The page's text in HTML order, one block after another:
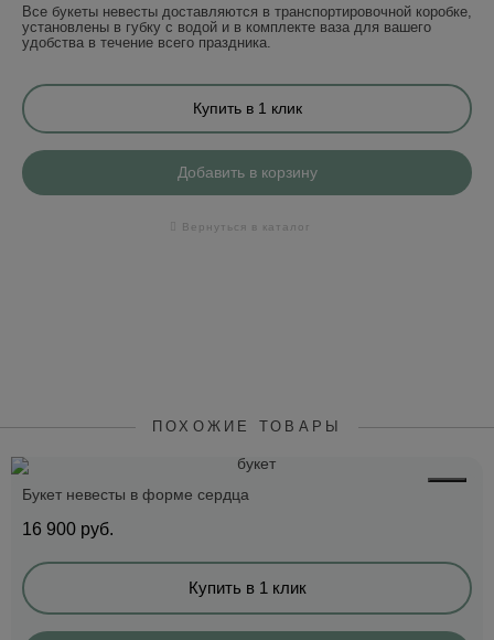
Все букеты невесты доставляются в транспортировочной коробке,
установлены в губку с водой и в комплекте ваза для вашего
удобства в течение всего праздника.
Купить в 1 клик
Добавить в корзину
Вернуться в каталог
ПОХОЖИЕ ТОВАРЫ
Букет невесты в форме сердца
16 900 руб.
Купить в 1 клик